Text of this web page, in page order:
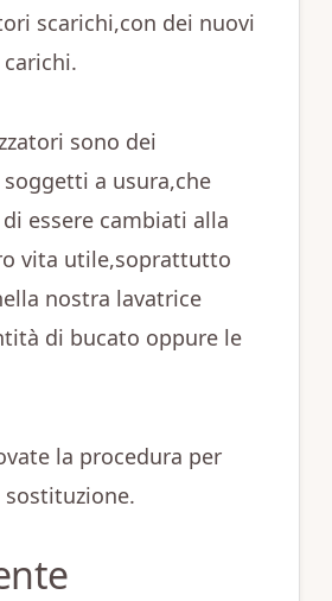
scarichi,con dei nuovi
sono dei
a usura,che
essere cambiati alla
vita utile,soprattutto
nostra lavatrice
di bucato oppure le
la procedura per